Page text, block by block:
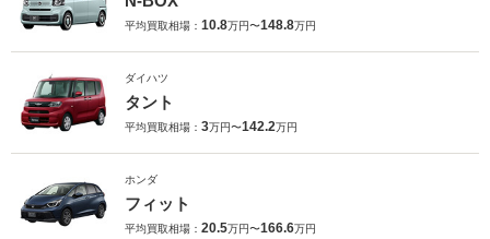
平均買取相場： 10.8万円〜148.8万円
ダイハツ
タント
平均買取相場： 3万円〜142.2万円
ホンダ
フィット
平均買取相場： 20.5万円〜166.6万円